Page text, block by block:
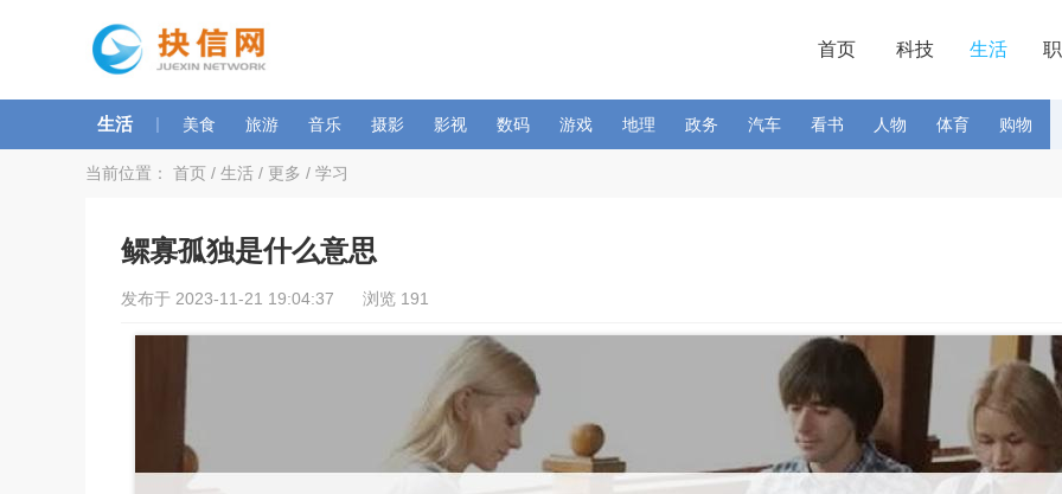
首页 科技 生活
生活 | 美食 旅游 音乐 摄影 影视 数码 游戏 地理 政务 汽车 看书 人物 体育 购物
当前位置： 首页 / 生活 / 更多 / 学习
鳏寡孤独是什么意思
发布于 2023-11-21 19:04:37 浏览 191